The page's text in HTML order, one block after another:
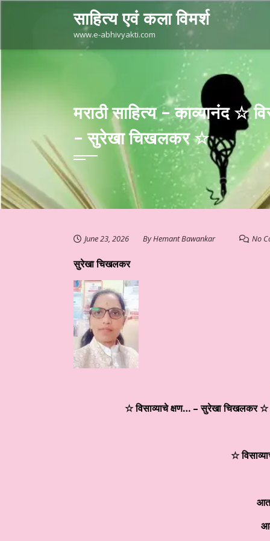
साहित्य एवं कला विमर्श
www.e-abhivyakti.com
मराठी साहित्य – काव्यानंद
– सुरेखा चिखलकर ☆
June 23, 2026 ByHemant Bawankar No
सुरेखा चिखलकर
☆विसाव्याचे क्षण… – सुरेखा चिखलकर ☆
☆
हिन्दी साहित्य – कथा कहानी ☆ लघुकथा – “खोया